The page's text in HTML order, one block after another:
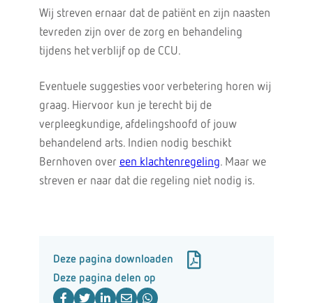
Wij streven ernaar dat de patiënt en zijn naasten
tevreden zijn over de zorg en behandeling
tijdens het verblijf op de CCU.
Eventuele suggesties voor verbetering horen wij
graag. Hiervoor kun je terecht bij de
verpleegkundige, afdelingshoofd of jouw
behandelend arts. Indien nodig beschikt
Bernhoven over een klachtenregeling. Maar we
streven er naar dat die regeling niet nodig is.
Deze pagina downloaden
Deze pagina delen op